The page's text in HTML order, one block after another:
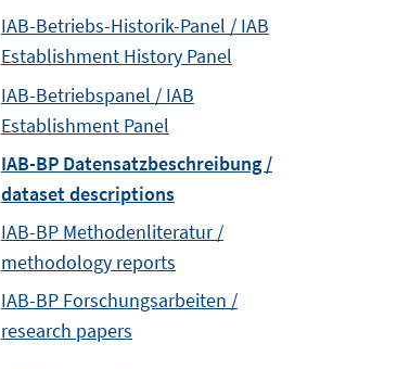
IAB-Betriebs-Historik-Panel / IAB
Establishment History Panel
IAB-Betriebspanel / IAB
Establishment Panel
IAB-BP Datensatzbeschreibung /
dataset descriptions
IAB-BP Methodenliteratur /
methodology reports
IAB-BP Forschungsarbeiten /
research papers